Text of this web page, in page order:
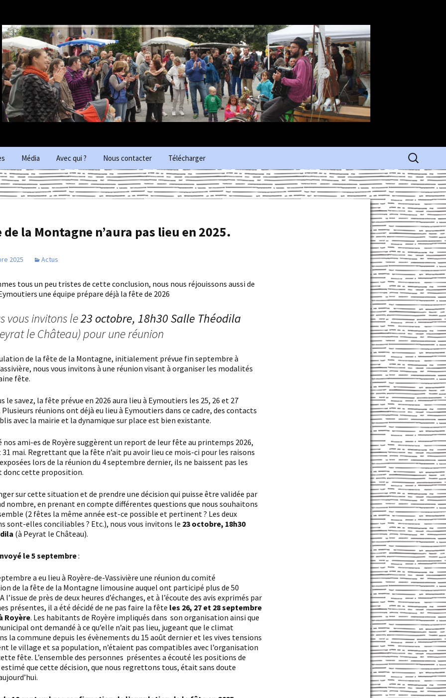
des
Média
Photos Photos 2023 Peyrat-le-
château
Photos 2021
Photos 2017
Photos 2016
L’Écho des pacages
Avec qui ? Nous contacter Télécharger
Rechercher
de la Montagne n’aura pas lieu en 2025.
2025 Actus
une équipe prépare déjà la fête de 2026
vous invitons le23 octobre, 18h30 Salle Théodila
le Château) pour une réunion
nous vous invitons à une réunion visant à organiser les modalités
fête.
réunions ont déjà eu lieu à Eymoutiers dans ce cadre, des contacts
avec la mairie et la dynamique sur place est bien existante.
31 mai. Regrettant que la fête n’ait pu avoir lieu ce mois-ci pour les raisons
lors de la réunion du 4 septembre dernier, ils ne baissent pas les
donc cette proposition.
nombre, en prenant en compte différentes questions que nous souhaitons
(2 fêtes la même année est-ce possible et pertinent ? Les deux
sont-elles conciliables ? Etc.), nous vous invitons le 23 octobre, 18h30
(à Peyrat le Château).
le 5 septembre:
de la fête de la Montagne limousine auquel ont participé plus de 50
l’issue de près de deux heures d’échanges, et à l’écoute des avis exprimés par
présentes, il a été décidé de ne pas faire la fête les 26, 27 et 28 septembre
Royère. Les habitants de Royère impliqués dans son organisation ainsi que
ont demandé à ce qu’elle n’ait pas lieu, jugeant que le climat
la commune depuis les évènements du 15 août dernier et les vives tensions
le village et sa population, n’étaient pas compatibles avec l’organisation
fête. L’ensemble des personnes présentes a écouté les positions de
estimé que cette décision, que nous regrettons tous, était sans doute